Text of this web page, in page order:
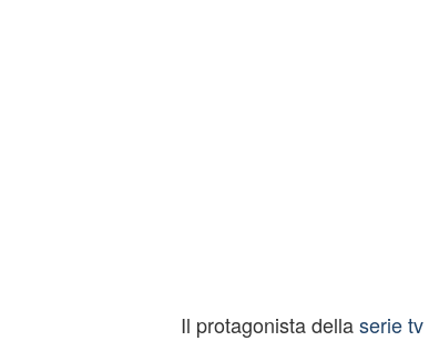
Il protagonista dellaserie tv